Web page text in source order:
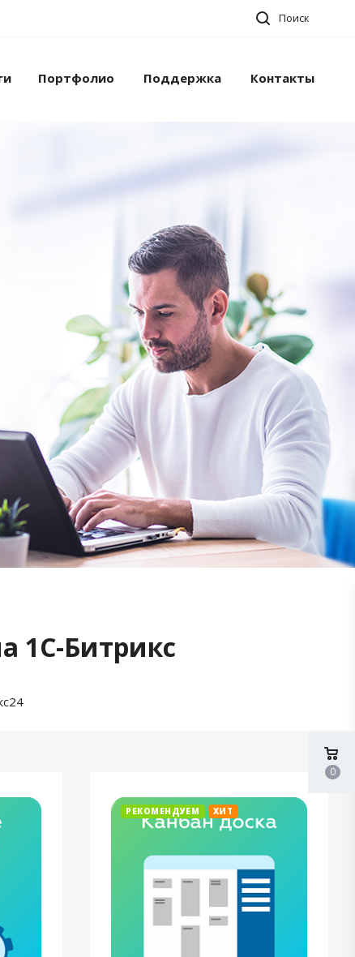
Поиск
Портфолио Поддержка Контакты
1С-Битрикс
РЕКОМЕНДУЕМ ХИТ
0